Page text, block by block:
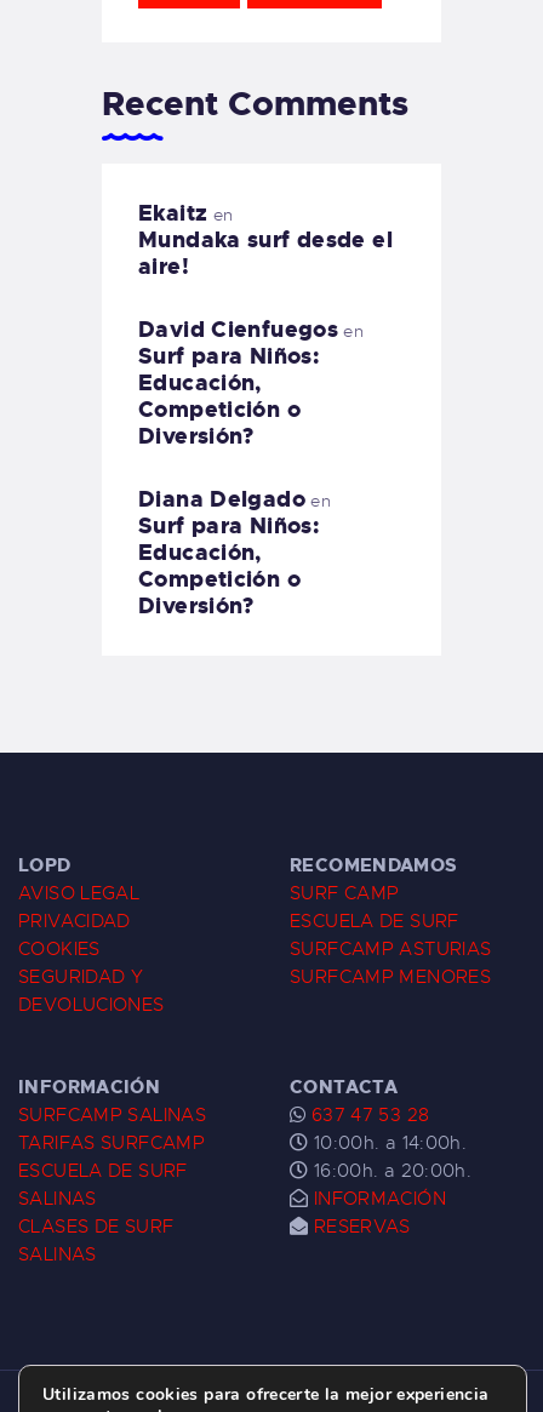
Recent Comments
Ekaitz en
Mundaka surf desde el
aire!
David Cienfuegos en
Surf para Niños:
Educación,
Competición o
Diversión?
Diana Delgadoen
Surf para Niños:
Educación,
Competición o
Diversión?
LOPD
AVISO LEGAL
PRIVACIDAD
COOKIES
SEGURIDAD Y
DEVOLUCIONES
RECOMENDAMOS
SURF CAMP
ESCUELA DE SURF
SURFCAMP ASTURIAS
SURFCAMP MENORES
INFORMACIÓN
SURFCAMP SALINAS
TARIFAS SURFCAMP
ESCUELA DE SURF
SALINAS
CLASES DE SURF
SALINAS
CONTACTA
637 47 53 28
10:00h. a 14:00h.
16:00h. a 20:00h.
INFORMACIÓN
RESERVAS
Utilizamos cookies para ofrecerte la mejor experiencia